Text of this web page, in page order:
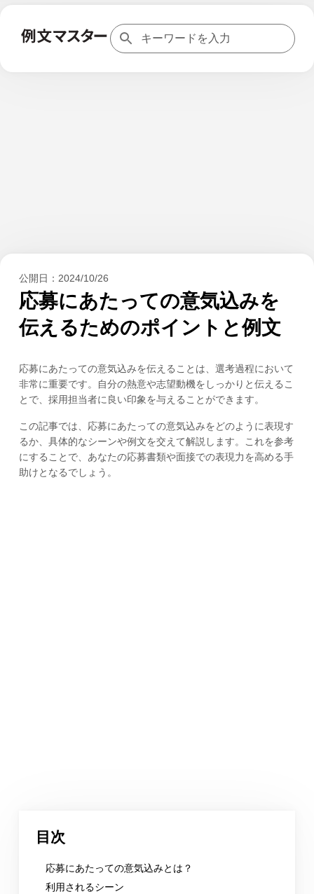
公開日： 2024/10/26
応募にあたっての意気込みを
伝えるためのポイントと例文
応募にあたっての意気込みを伝えることは、選考過程において
非常に重要です。自分の熱意や志望動機をしっかりと伝えるこ
とで、採用担当者に良い印象を与えることができます。
この記事では、応募にあたっての意気込みをどのように表現す
るか、具体的なシーンや例文を交えて解説します。これを参考
にすることで、あなたの応募書類や面接での表現力を高める手
助けとなるでしょう。
目次
応募にあたっての意気込みとは？
利用されるシーン